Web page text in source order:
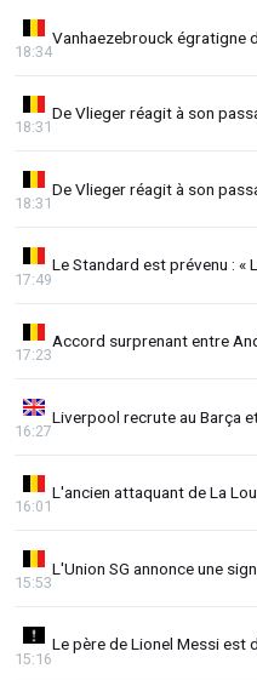
Vanhaezebrouck égratigne
18:34
De Vlieger réagit à son
18:31
De Vlieger réagit à son
18:31
Le Standard est prévenu : «
17:49
Accord surprenant entre
17:23
Liverpool recrute au Barça
16:27
L'ancien attaquant de La
16:01
L'Union SG annonce une
15:53
Le père de Lionel Messi est
15:16